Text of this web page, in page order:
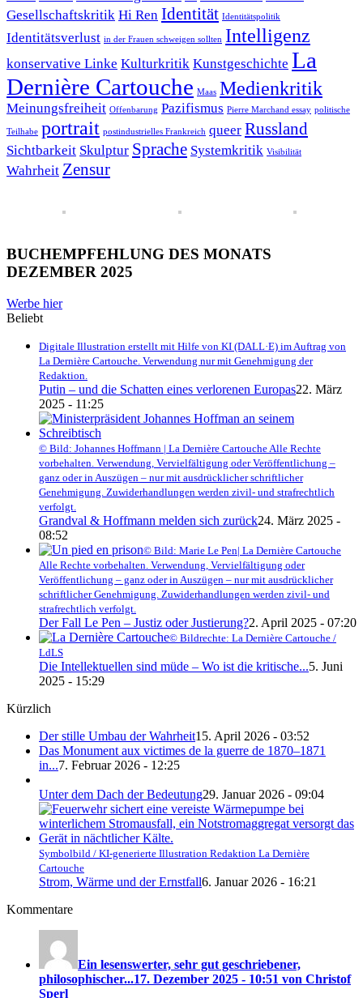
Gesellschaftskritik Hi Ren Identität Identitätspolitik
Identitätsverlust in der Frauen schweigen sollten Intelligenz
konservative Linke Kulturkritik Kunstgeschichte La
Dernière Cartouche Maas Medienkritik
Meinungsfreiheit Offenbarung Pazifismus Pierre Marchand essay politische
Teilhabe portrait postindustrielles Frankreich queer Russland
Sichtbarkeit Skulptur Sprache Systemkritik Visibilität
Wahrheit Zensur
BUCHEMPFEHLUNG DES MONATS
DEZEMBER 2025
Werbe hier
Beliebt
Digitale Illustration erstellt mit Hilfe von KI (DALL·E) im Auftrag von
La Dernière Cartouche. Verwendung nur mit Genehmigung der
Redaktion.
Putin – und die Schatten eines verlorenen Europas22. März
2025 - 11:25
© Bild: Johannes Hoffmann | La Dernière Cartouche Alle Rechte
vorbehalten. Verwendung, Vervielfältigung oder Veröffentlichung –
ganz oder in Auszügen – nur mit ausdrücklicher schriftlicher
Genehmigung. Zuwiderhandlungen werden zivil- und strafrechtlich
verfolgt.
Grandval & Hoffmann melden sich zurück24. März 2025 -
08:52
© Bild: Marie Le Pen| La Dernière Cartouche
Alle Rechte vorbehalten. Verwendung, Vervielfältigung oder
Veröffentlichung – ganz oder in Auszügen – nur mit ausdrücklicher
schriftlicher Genehmigung. Zuwiderhandlungen werden zivil- und
strafrechtlich verfolgt.
Der Fall Le Pen – Justiz oder Justierung?2. April 2025 - 07:20
© Bildrechte: La Dernière Cartouche /
LdLS
Die Intellektuellen sind müde – Wo ist die kritische...5. Juni
2025 - 15:29
Kürzlich
Der stille Umbau der Wahrheit15. April 2026 - 03:52
Das Monument aux victimes de la guerre de 1870–1871
in...7. Februar 2026 - 12:25
Unter dem Dach der Bedeutung29. Januar 2026 - 09:04
Symbolbild / KI-generierte Illustration Redaktion La Dernière
Cartouche
Strom, Wärme und der Ernstfall6. Januar 2026 - 16:21
Kommentare
Ein lesenswerter, sehr gut geschriebener,
philosophischer...17. Dezember 2025 - 10:51 von Christof
Sperl